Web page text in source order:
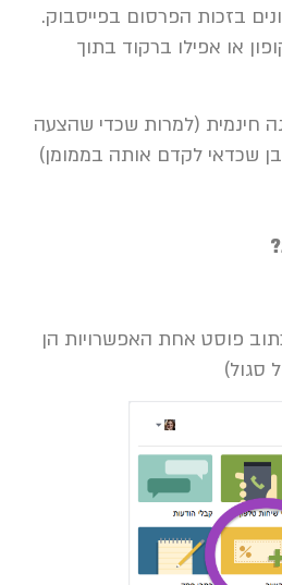
בזכות הפרסום בפייסבוק.
או אפילו ברקוד בתוך
חינמית (למרות שכדי שהצעה
שכדאי לקדם אותה בממומן)
פוסט אחת האפשרויות הן
סגול)